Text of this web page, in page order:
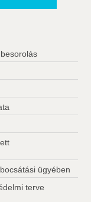
ügyében
terve